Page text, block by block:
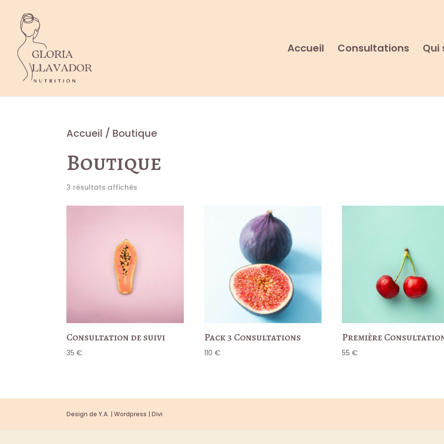
Accueil Consultations Qui
Accueil / Boutique
Boutique
3 résultats affichés
Consultation de suivi
35€
Pack 3 Consultations
110€
Première
55€
Design de Y.A. | Wordpress | Divi